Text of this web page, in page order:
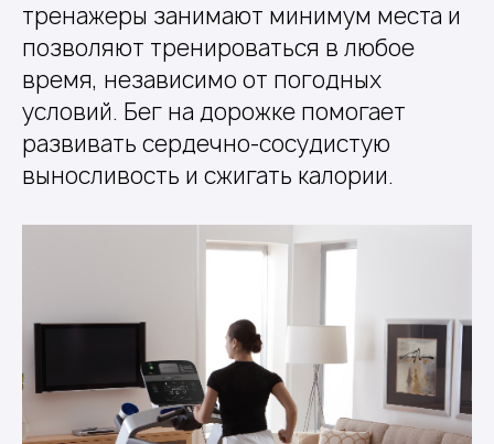
тренажеры занимают минимум места и
позволяют тренироваться в любое
время, независимо от погодных
условий. Бег на дорожке помогает
развивать сердечно-сосудистую
выносливость и сжигать калории.